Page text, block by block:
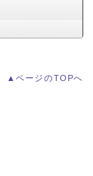
▲ページのTOPへ